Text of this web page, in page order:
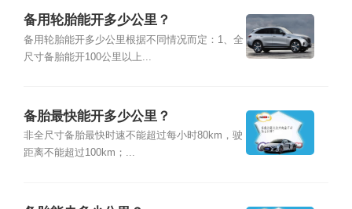
备用轮胎能开多少公里？
备用轮胎能开多少公里根据不同情况而定：1、全
尺寸备胎能开100公里以上...
备胎最快能开多少公里？
非全尺寸备胎最快时速不能超过每小时80km，驶
距离不能超过100km；...